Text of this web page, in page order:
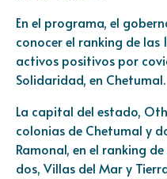
En el programa, el
conocer el ranking de las
activos positivos por
Solidaridad, en Chetumal.
La capital del estado,
colonias de Chetumal y
Ramonal, en el ranking
dos, Villas del Mar y